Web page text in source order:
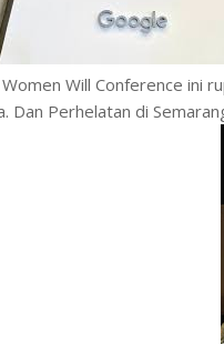
Will Conference ini
Dan Perhelatan di